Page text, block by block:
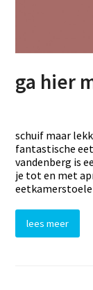
ga hier
schuif maar
fantastische
vandenberg is
je tot en met
lees meer